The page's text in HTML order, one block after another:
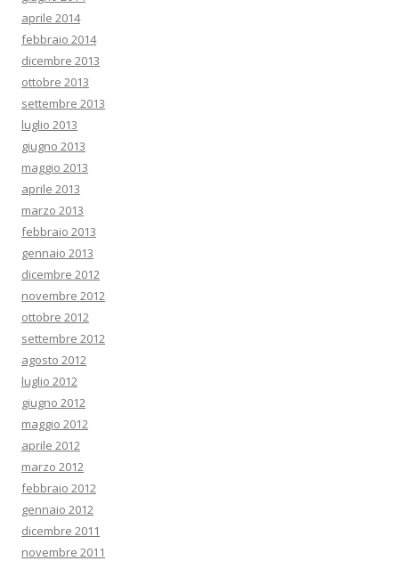
aprile 2014
febbraio 2014
dicembre 2013
ottobre 2013
settembre 2013
luglio 2013
giugno 2013
maggio 2013
aprile 2013
marzo 2013
febbraio 2013
gennaio 2013
dicembre 2012
novembre 2012
ottobre 2012
settembre 2012
agosto 2012
luglio 2012
giugno 2012
maggio 2012
aprile 2012
marzo 2012
febbraio 2012
gennaio 2012
dicembre 2011
novembre 2011